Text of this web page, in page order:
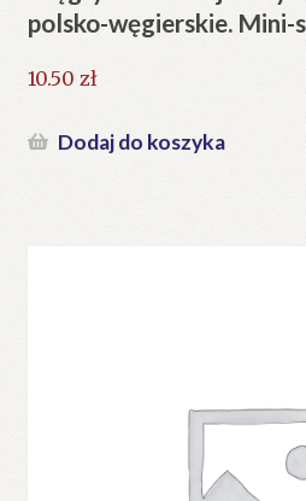
polsko-węgierskie. Mini-
10.50 zł
Dodaj do koszyka